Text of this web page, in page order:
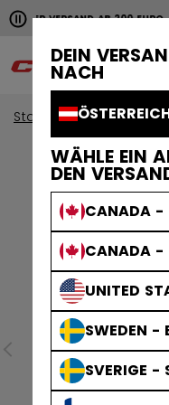
DEIN
NACH
WÄHLE EIN
DEN
CANADA -
CANADA -
UNITED
SWEDEN -
SVERIGE -
Horizontale
VERSAND AB 200 EURO
KOSTENLOSER
Start Bekleidung